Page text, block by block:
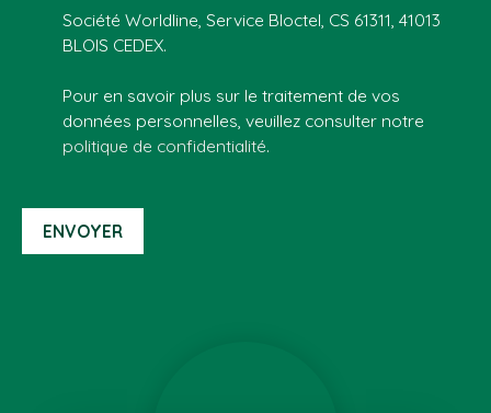
Société Worldline, Service Bloctel, CS 61311, 41013
BLOIS CEDEX.
Pour en savoir plus sur le traitement de vos
données personnelles, veuillez consulter notre
politique de confidentialité.
ENVOYER